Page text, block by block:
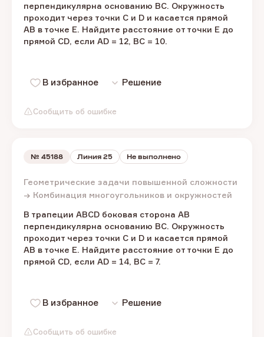
Сообщить об ошибке
перпендикулярна основанию BC. Окружность
проходит через точки C и D и касается прямой
AB в точке E. Найдите расстояние от точки E до
прямой CD, если AD = 12, BC = 10.
В избранное Решение
№ 45188 Линия 25 Не выполнено
Сообщить об ошибке
Геометрические задачи повышенной сложности
→ Комбинация многоугольников и окружностей
В трапеции ABCD боковая сторона AB
перпендикулярна основанию BC. Окружность
проходит через точки C и D и касается прямой
AB в точке E. Найдите расстояние от точки E до
прямой CD, если AD = 14, BC = 7.
В избранное Решение